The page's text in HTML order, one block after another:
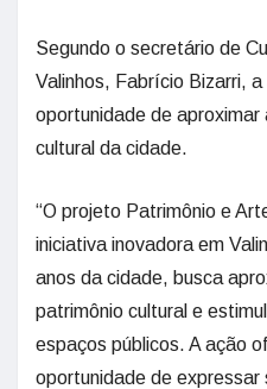
Segundo o secretário de
Valinhos, Fabrício Bizarri,
oportunidade de
cultural da cidade.
“O projeto Patrimônio e
iniciativa inovadora em
anos da cidade, busca
patrimônio cultural e
espaços públicos. A ação
oportunidade de expressar